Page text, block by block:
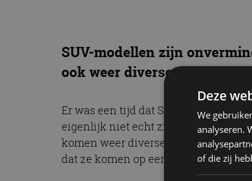
SUV-modellen zijn
ook weer diverse nieuwe
Er was een tijd dat SUV-modellen
eigenlijk niet echt zijn, worden door
komen weer diverse nieuwe SUV’s
dat ze komen op een rij, op
Deze
We
analyseren.
of die zij